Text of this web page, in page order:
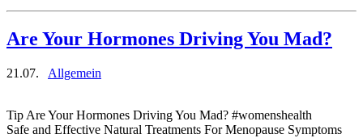
Are Your Hormones Driving You Mad?
21.07. Allgemein
Tip Are Your Hormones Driving You Mad? #womenshealth
Safe and Effective Natural Treatments For Menopause Symptoms